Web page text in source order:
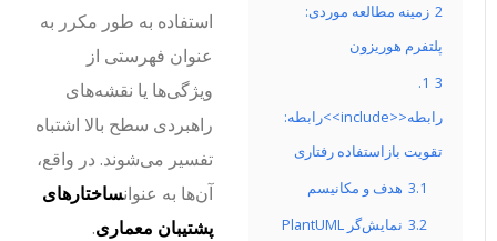
زمینه مطالعه موردی:
پلتفرم هوریزون
رابطه<<include>>رابطه:
تقویت بازاستفاده رفتاری
3.1 هدف و مکانیسم
3.2 نمایش‌گر PlantUML
استفاده به طور مکرر به
عنوان فهرستی از
ویژگی‌ها یا نقشه‌های
راهبردی سطح بالا اشتباه
تفسیر می‌شوند. در واقع،
آن‌ها به عنوانساختارهای
پشتیبان معماری .